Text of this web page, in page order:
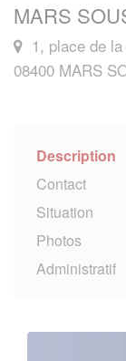
MARS
1, place de
08400 MARS
Description
Contact
Situation
Photos
Administratif